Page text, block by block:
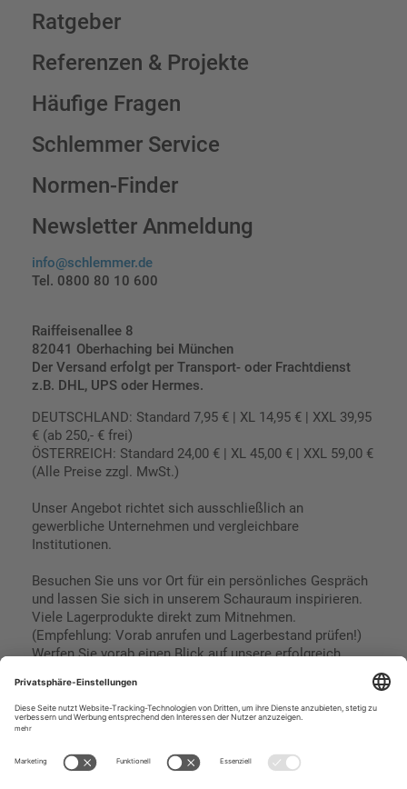
Ratgeber
Referenzen & Projekte
Häufige Fragen
Schlemmer Service
Normen-Finder
Newsletter Anmeldung
info@schlemmer.de
Tel. 0800 80 10 600
Raiffeisenallee 8
82041 Oberhaching bei München
Der Versand erfolgt per Transport- oder Frachtdienst
z.B. DHL, UPS oder Hermes.
DEUTSCHLAND: Standard 7,95 € | XL 14,95 € | XXL 39,95
€ (ab 250,- € frei)
ÖSTERREICH: Standard 24,00 € | XL 45,00 € | XXL 59,00 €
(Alle Preise zzgl. MwSt.)
Unser Angebot richtet sich ausschließlich an
gewerbliche Unternehmen und vergleichbare
Institutionen.
Besuchen Sie uns vor Ort für ein persönliches Gespräch
und lassen Sie sich in unserem Schauraum inspirieren.
Viele Lagerprodukte direkt zum Mitnehmen.
(Empfehlung: Vorab anrufen und Lagerbestand prüfen!)
Werfen Sie vorab einen Blick auf unsere erfolgreich
Impressum
Datenschutz
SEPA Lastschrift
Kreditkarte